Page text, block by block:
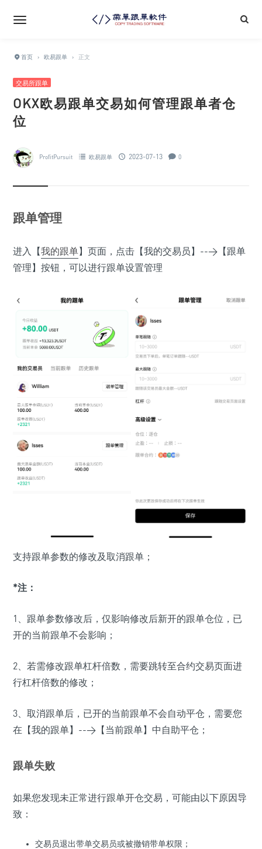
首页 › 欧易跟单 › 正文
交易所跟单
OKX欧易跟单交易如何管理跟单者仓
位
ProfitPursuit 欧易跟单 2023-07-13 0
跟单管理
进入【我的跟单】页面，点击【我的交易员】-->【跟单
管理】按钮，可以进行跟单设置管理
支持跟单参数的修改及取消跟单；
*注：
1、跟单参数修改后，仅影响修改后新开的跟单仓位，已
开的当前跟单不会影响；
2、若需修改跟单杠杆倍数，需要跳转至合约交易页面进
行杠杆倍数的修改；
3、取消跟单后，已开的当前跟单不会自动平仓，需要您
在【我的跟单】-->【当前跟单】中自助平仓；
跟单失败
如果您发现未正常进行跟单开仓交易，可能由以下原因导
致：
交易员退出带单交易员或被撤销带单权限；